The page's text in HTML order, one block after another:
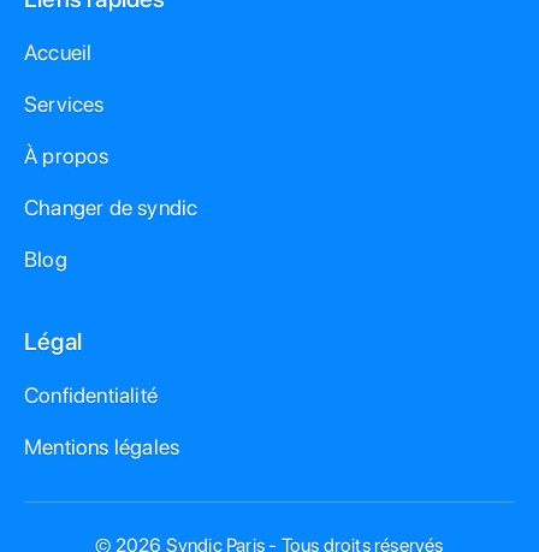
Accueil
Services
À propos
Changer de syndic
Blog
Légal
Confidentialité
Mentions légales
© 2026 Syndic Paris - Tous droits réservés